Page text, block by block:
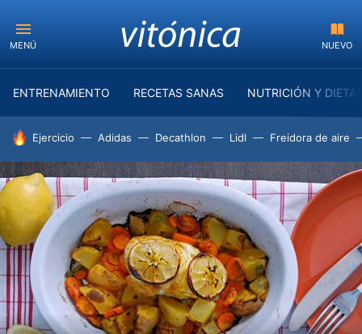
MENÚ NUEVO
ENTRENAMIENTO RECETAS SANAS NUTRICIÓN Y
HOY SE HABLA DE
Ejercicio Adidas Decathlon Lidl Freidora de aire